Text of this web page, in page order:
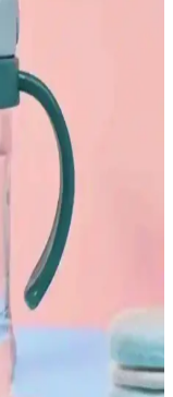
ml güvenli ve
çocukların
kolay
bir içme
ml Çocuklar
alışkanlıklarını
kullanım sağlar,
sunar.
Pamuklu